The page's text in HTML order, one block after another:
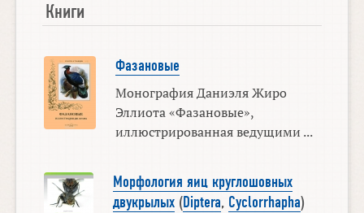
Книги
Фазановые
Монография Даниэля Жиро
Эллиота «Фазановые»,
иллюстрированная ведущими ...
Морфология яиц круглошовных
двукрылых(Diptera, Cyclorrhapha)